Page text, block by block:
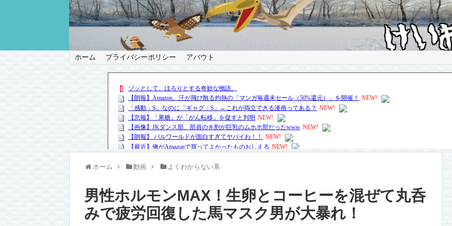
ホーム プライバシーポリシー アバウト
ホーム 動画 よくわからない系
男性ホルモンMAX！生卵とコーヒーを混ぜて丸呑
みで疲労回復した馬マスク男が大暴れ！